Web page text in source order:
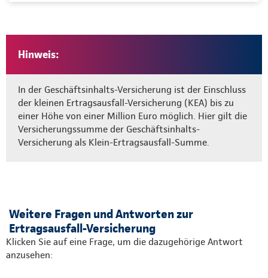
Hinweis:
In der Geschäftsinhalts-Versicherung ist der Einschluss
der kleinen Ertragsausfall-Versicherung (KEA) bis zu
einer Höhe von einer Million Euro möglich. Hier gilt die
Versicherungssumme der Geschäftsinhalts-
Versicherung als Klein-Ertragsausfall-Summe.
Weitere Fragen und Antworten zur
Ertragsausfall-Versicherung
Klicken Sie auf eine Frage, um die dazugehörige Antwort
anzusehen: